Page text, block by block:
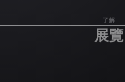
了解
展覽